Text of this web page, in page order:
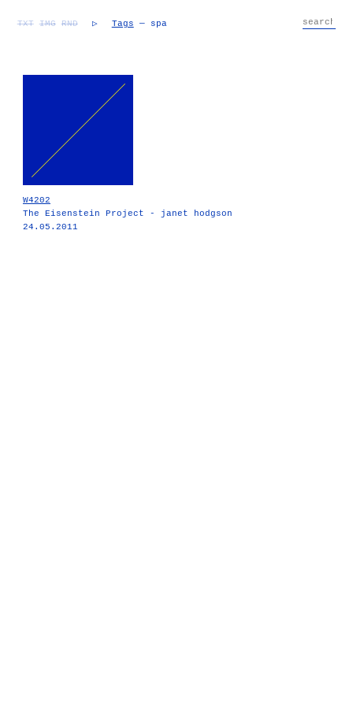
TXT IMG RND ▷ Tags — spa
W4202
The Eisenstein Project - janet hodgson
24.05.2011